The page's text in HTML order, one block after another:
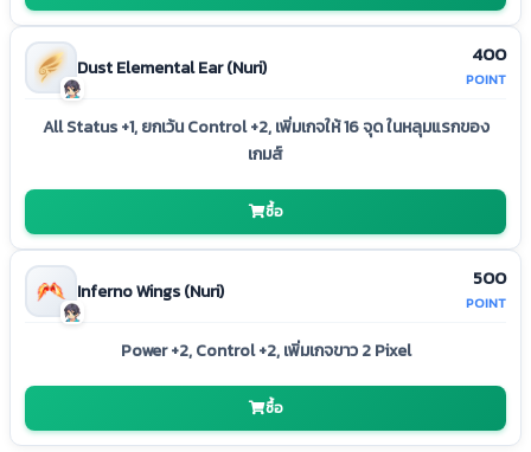
Dust Elemental Ear (Nuri)
All Status +1, ยกเว้น Control +2, เพิ่มเกจให้ 16 จุด ในหลุมแรกของ
เกมส์
400
POINT
ซื้อ
Inferno Wings (Nuri)
Power +2, Control +2, เพิ่มเกจขาว 2 Pixel
500
POINT
ซื้อ